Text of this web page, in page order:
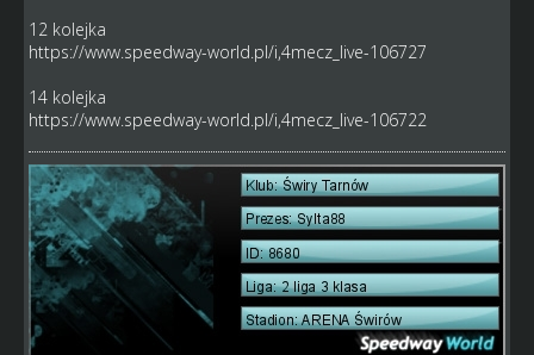
12 kolejka
https://www.speedway-world.pl/i,4mecz_live-106727
14 kolejka
https://www.speedway-world.pl/i,4mecz_live-106722